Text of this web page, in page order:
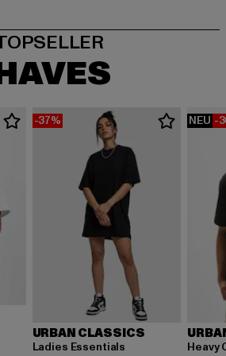
-37%
URBAN CLASSICS
Ladies Essentials
NEU -
Heavy